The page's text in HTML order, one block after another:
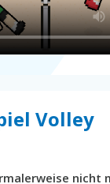
Volley
nicht